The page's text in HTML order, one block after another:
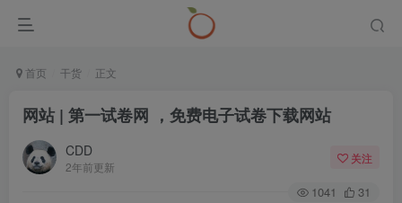
首页 干货 正文
网站 | 第一试卷网 ，免费电子试卷下载网站
CDD
2年前更新
关注
1041 31